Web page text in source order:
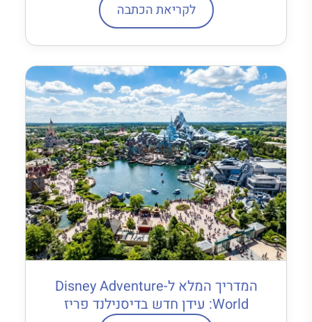
לקריאת הכתבה
המדריך המלא ל-Disney Adventure
World: עידן חדש בדיסנילנד פריז